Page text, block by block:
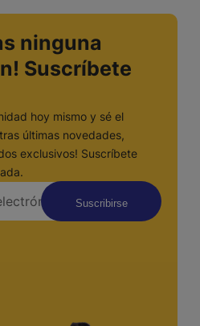
ninguna
Suscríbete
hoy mismo y sé el
últimas novedades,
exclusivos! Suscríbete
Suscribirse